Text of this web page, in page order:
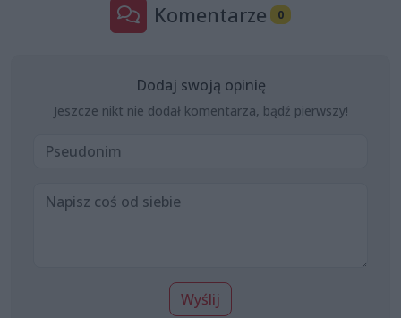
Komentarze 0
Dodaj swoją opinię
Jeszcze nikt nie dodał komentarza, bądź pierwszy!
Wyślij